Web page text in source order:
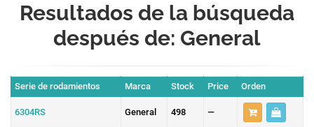
Resultados de la búsqueda
después de: General
Serie de rodamientos Marca Stock Price Orden
6304RS General 498 —